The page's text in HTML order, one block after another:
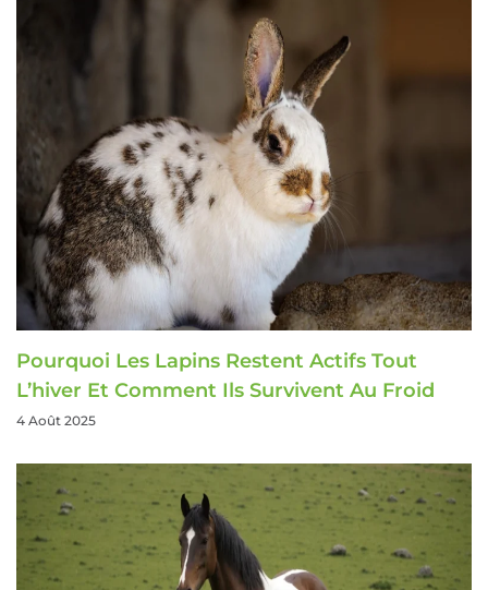
Pourquoi Les Lapins Restent Actifs Tout
L’hiver Et Comment Ils Survivent Au Froid
4 Août 2025